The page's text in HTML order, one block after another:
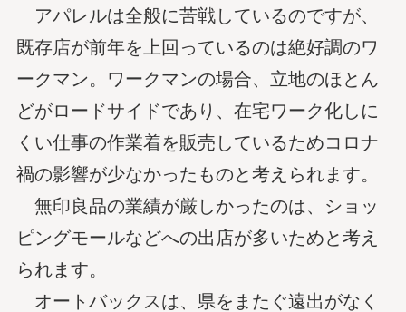
アパレルは全般に苦戦しているのですが、
既存店が前年を上回っているのは絶好調のワ
ークマン。ワークマンの場合、立地のほとん
どがロードサイドであり、在宅ワーク化しに
くい仕事の作業着を販売しているためコロナ
禍の影響が少なかったものと考えられます。
無印良品の業績が厳しかったのは、ショッ
ピングモールなどへの出店が多いためと考え
られます。
オートバックスは、県をまたぐ遠出がなく